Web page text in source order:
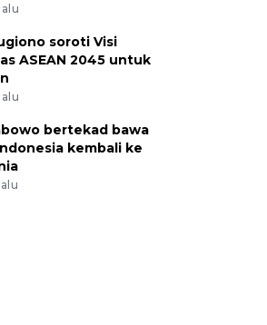
soroti Visi
ASEAN 2045 untuk
bertekad bawa
kembali ke